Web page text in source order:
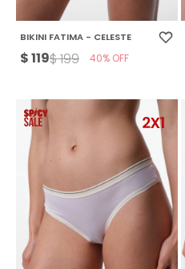
BIKINI FATIMA - CELESTE
$119$199 40